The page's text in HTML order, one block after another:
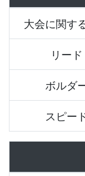
大会に関す
リード
ボルダ
スピー